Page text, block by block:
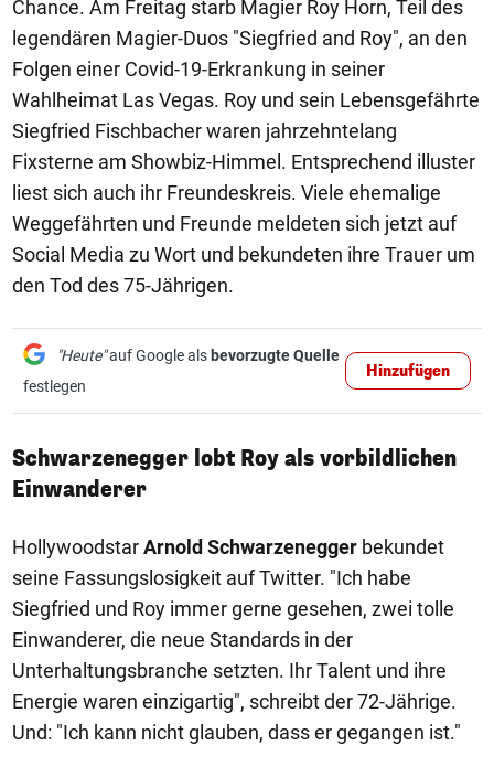
Chance. Am Freitag starb Magier Roy Horn, Teil des
legendären Magier-Duos "Siegfried and Roy", an den
Folgen einer Covid-19-Erkrankung in seiner
Wahlheimat Las Vegas. Roy und sein Lebensgefährte
Siegfried Fischbacher waren jahrzehntelang
Fixsterne am Showbiz-Himmel. Entsprechend illuster
liest sich auch ihr Freundeskreis. Viele ehemalige
Weggefährten und Freunde meldeten sich jetzt auf
Social Media zu Wort und bekundeten ihre Trauer um
den Tod des 75-Jährigen.
"Heute"auf Google als bevorzugte Quelle
festlegen
Hinzufügen
Schwarzenegger lobt Roy als vorbildlichen
Einwanderer
HollywoodstarArnold Schwarzenegger bekundet
seine Fassungslosigkeit auf Twitter. "Ich habe
Siegfried und Roy immer gerne gesehen, zwei tolle
Einwanderer, die neue Standards in der
Unterhaltungsbranche setzten. Ihr Talent und ihre
Energie waren einzigartig", schreibt der 72-Jährige.
Und: "Ich kann nicht glauben, dass er gegangen ist."